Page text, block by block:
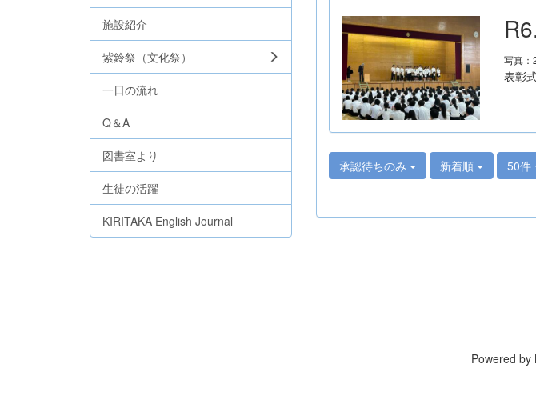
写真：
表彰
承認待ちのみ 新着順 50件
施設紹介
紫鈴祭（文化祭）
一日の流れ
Q＆A
図書室より
生徒の活躍
KIRITAKA English Journal
Powered by